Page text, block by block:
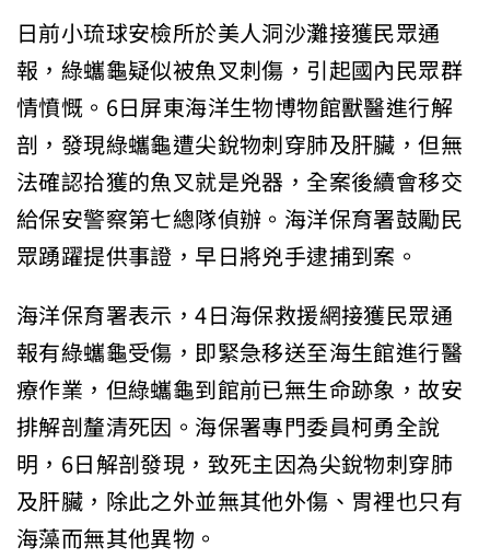
日前小琉球安檢所於美人洞沙灘接獲民眾通
報，綠蠵龜疑似被魚叉刺傷，引起國內民眾群
情憤慨。6日屏東海洋生物博物館獸醫進行解
剖，發現綠蠵龜遭尖銳物刺穿肺及肝臟，但無
法確認拾獲的魚叉就是兇器，全案後續會移交
給保安警察第七總隊偵辦。海洋保育署鼓勵民
眾踴躍提供事證，早日將兇手逮捕到案。
海洋保育署表示，4日海保救援網接獲民眾通
報有綠蠵龜受傷，即緊急移送至海生館進行醫
療作業，但綠蠵龜到館前已無生命跡象，故安
排解剖釐清死因。海保署專門委員柯勇全說
明，6日解剖發現，致死主因為尖銳物刺穿肺
及肝臟，除此之外並無其他外傷、胃裡也只有
海藻而無其他異物。